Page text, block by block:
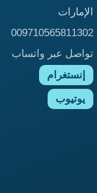
الإمارات
009710565811302
تواصل عبر واتساب
إنستغرام
يوتيوب